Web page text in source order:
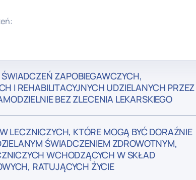
ZAPOBIEGAWCZYCH,
I REHABILITACYJNYCH UDZIELANYCH PRZEZ
BEZ ZLECENIA LEKARSKIEGO
LECZNICZYCH, KTÓRE MOGĄ BYĆ DORAŹNIE
ŚWIADCZENIEM ZDROWOTNYM,
WCHODZĄCYCH W SKŁAD
RATUJĄCYCH ŻYCIE